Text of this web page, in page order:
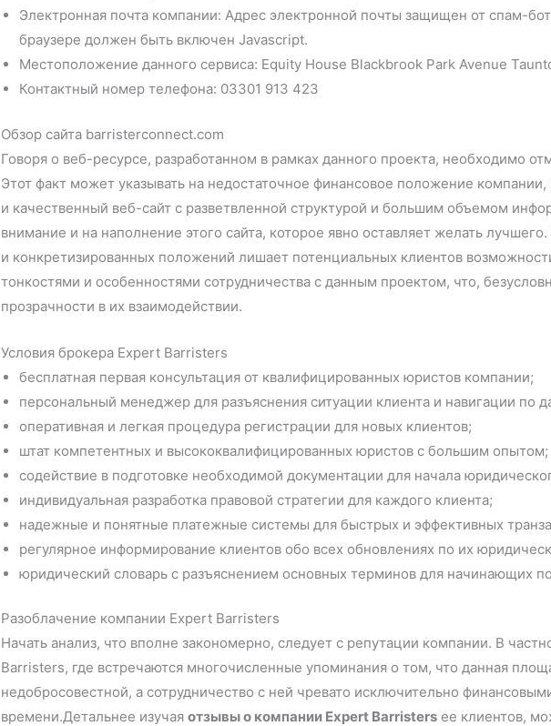
Электронная почта компании: Адрес электронной почты защищен от спам-
браузере должен быть включен Javascript.
Местоположение данного сервиса: Equity House Blackbrook Park Avenue
Контактный номер телефона: 03301 913 423
Обзор сайта barristerconnect.com
Говоря о веб-ресурсе, разработанном в рамках данного проекта, необходимо
Этот факт может указывать на недостаточное финансовое положение
и качественный веб-сайт с разветвленной структурой и большим объемом
внимание и на наполнение этого сайта, которое явно оставляет желать
и конкретизированных положений лишает потенциальных клиентов
тонкостями и особенностями сотрудничества с данным проектом, что,
прозрачности в их взаимодействии.
Условия брокера Expert Barristers
бесплатная первая консультация от квалифицированных юристов компании;
персональный менеджер для разъяснения ситуации клиента и навигации по
оперативная и легкая процедура регистрации для новых клиентов;
штат компетентных и высококвалифицированных юристов с большим опытом;
содействие в подготовке необходимой документации для начала
индивидуальная разработка правовой стратегии для каждого клиента;
надежные и понятные платежные системы для быстрых и эффективных
регулярное информирование клиентов обо всех обновлениях по их
юридический словарь с разъяснением основных терминов для начинающих
Разоблачение компании Expert Barristers
Начать анализ, что вполне закономерно, следует с репутации компании. В
Barristers, где встречаются многочисленные упоминания о том, что данная
недобросовестной, а сотрудничество с ней чревато исключительно
времени.Детальнее изучаяотзывы о компании Expert Barristers ее клиентов,